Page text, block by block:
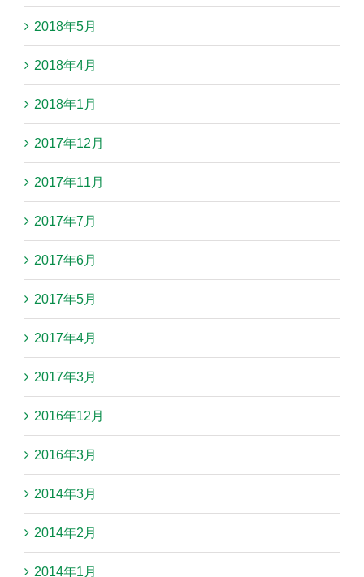
2018年5月
2018年4月
2018年1月
2017年12月
2017年11月
2017年7月
2017年6月
2017年5月
2017年4月
2017年3月
2016年12月
2016年3月
2014年3月
2014年2月
2014年1月